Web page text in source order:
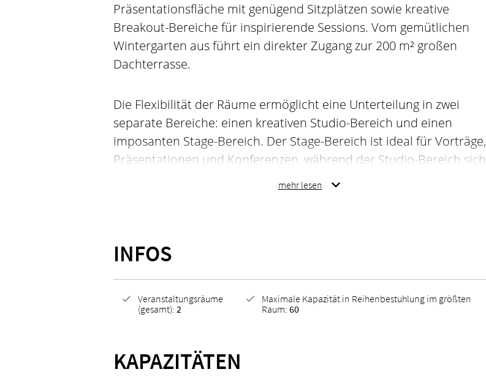
Präsentationsfläche mit genügend Sitzplätzen sowie kreative
Breakout-Bereiche für inspirierende Sessions. Vom gemütlichen
Wintergarten aus führt ein direkter Zugang zur 200 m² großen
Dachterrasse.
Die Flexibilität der Räume ermöglicht eine Unterteilung in zwei
separate Bereiche: einen kreativen Studio-Bereich und einen
imposanten Stage-Bereich. Der Stage-Bereich ist ideal für Vorträge,
Präsentationen und Konferenzen, während der Studio-Bereich sich
perfekt für Meetings, Workshops und Breakout-Sessions eignet.
mehr lesen
INFOS
Veranstaltungsräume
(gesamt): 2
Maximale Kapazität in Reihenbestuhlung im größten
Raum:60
KAPAZITÄTEN